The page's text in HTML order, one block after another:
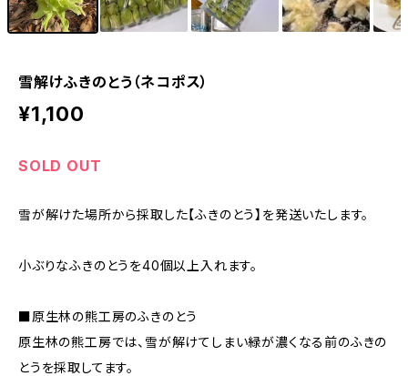
雪解けふきのとう（ネコポス）
¥1,100
SOLD OUT
雪が解けた場所から採取した【ふきのとう】を発送いたします。
小ぶりなふきのとうを40個以上入れます。
■原生林の熊工房のふきのとう
原生林の熊工房では、雪が解けてしまい緑が濃くなる前のふきの
とうを採取してます。